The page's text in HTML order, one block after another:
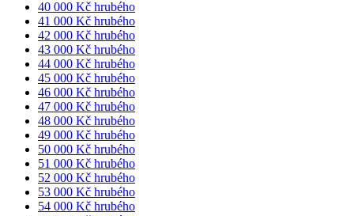
40 000 Kč hrubého
41 000 Kč hrubého
42 000 Kč hrubého
43 000 Kč hrubého
44 000 Kč hrubého
45 000 Kč hrubého
46 000 Kč hrubého
47 000 Kč hrubého
48 000 Kč hrubého
49 000 Kč hrubého
50 000 Kč hrubého
51 000 Kč hrubého
52 000 Kč hrubého
53 000 Kč hrubého
54 000 Kč hrubého